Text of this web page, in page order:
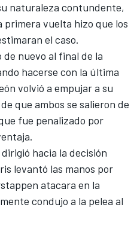
naturaleza contundente,
primera vuelta hizo que los
el caso.
nuevo al final de la
hacerse con la última
volvió a empujar a su
que ambos se salieron de
fue penalizado por
hacia la decisión
levantó las manos por
atacara en la
condujo a la pelea al